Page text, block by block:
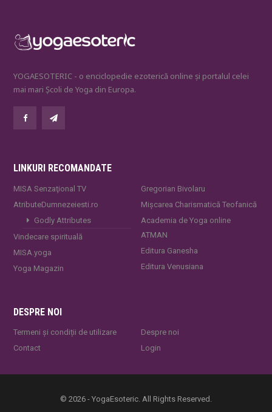
YOGAESOTERIC - o enciclopedie ezoterică online și portalul celei
mai mari Școli de Yoga din Europa.
LINKURI RECOMANDATE
MISA Senzaţional TV
AtributeDumnezeiesti.ro
Godly Attributes
Vindecare spirituală
MISA.yoga
Yoga Magazin
Gregorian Bivolaru
Mișcarea Charismatică Teofanică
Academia de Yoga online
ATMAN
Editura Ganesha
Editura Venusiana
DESPRE NOI
Termeni și condiții de utilizare
Contact
Despre noi
Login
© 2026 - YogaEsoteric. All Rights Reserved.